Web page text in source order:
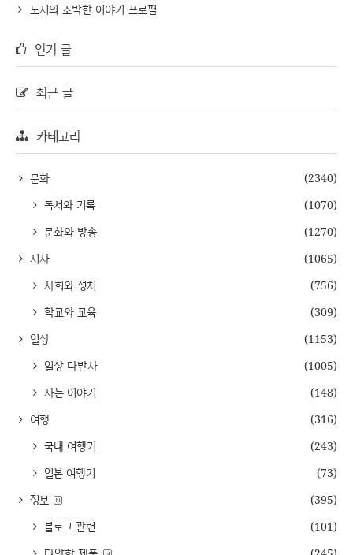
노지의 소박한 이야기 프로필
인기 글
최근 글
카테고리
문화
(2340)
독서와 기록
(1070)
문화와 방송
(1270)
시사
(1065)
사회와 정치
(756)
학교와 교육
(309)
일상
(1153)
일상 다반사
(1005)
사는 이야기
(148)
여행
(316)
국내 여행기
(243)
일본 여행기
(73)
정보
(395)
블로그 관련
(101)